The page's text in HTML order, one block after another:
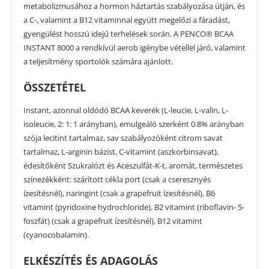
metabolizmusához a hormon háztartás szabályozása útján, és
a C-, valamint a B12 vitaminnal együtt megelőzi a fáradást,
gyengülést hosszú idejű terhelések során. A PENCO® BCAA
INSTANT 8000 a rendkívül aerob igénybe vétellel járó, valamint
a teljesítmény sportolók számára ajánlott.
ÖSSZETÉTEL
Instant, azonnal oldódó BCAA keverék (L-leucie, L-valin, L-
isoleucie, 2: 1: 1 arányban), emulgeáló szerként 0.8% arányban
szója lecitint tartalmaz, sav szabályozóként citrom savat
tartalmaz, L-arginin bázist, C-vitamint (aszkorbinsavat),
édesítőként Szukralózt és Aceszulfát-K-t, aromát, természetes
színezékként: szárított cékla port (csak a cseresznyés
ízesítésnél), naringint (csak a grapefruit ízesítésnél), B6
vitamint (pyridoxine hydrochloride), B2 vitamint (riboflavin- 5-
foszfát) (csak a grapefruit ízesítésnél), B12 vitamint
(cyanocobalamin).
ELKÉSZÍTÉS ÉS ADAGOLÁS